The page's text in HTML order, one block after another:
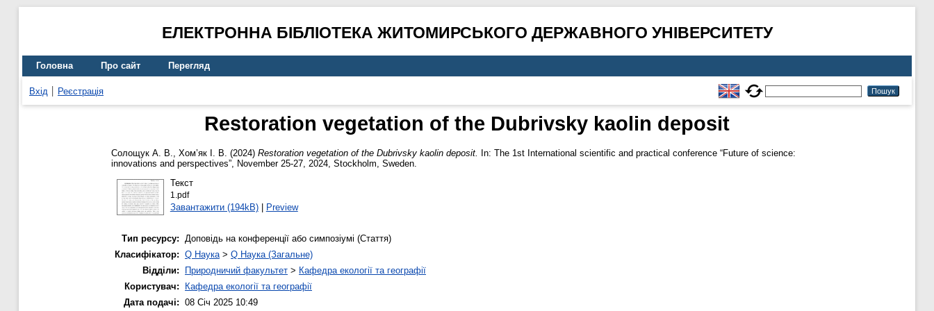
ЕЛЕКТРОННА БІБЛІОТЕКА ЖИТОМИРСЬКОГО ДЕРЖАВНОГО УНІВЕРСИТЕТУ
Головна Про сайт Перегляд
Вхід Реєстрація
Restoration vegetation of the Dubrivsky kaolin deposit
Солощук А. В., Хом’як І. В. (2024) Restoration vegetation of the Dubrivsky kaolin deposit.
In: The 1st International scientific and practical conference “Future of science:
innovations and perspectives”, November 25-27, 2024, Stockholm, Sweden.
Текст
1.pdf
Завантажити (194kB)| Preview
Тип ресурсу: Доповідь на конференції або симпозіумі (Стаття)
Класифікатор: Q Наука> Q Наука (Загальне)
Відділи:
Природничий факультет > Кафедра екології та географії
Користувач:
Кафедра екології та географії
Дата подачі: 08 Січ 2025 10:49